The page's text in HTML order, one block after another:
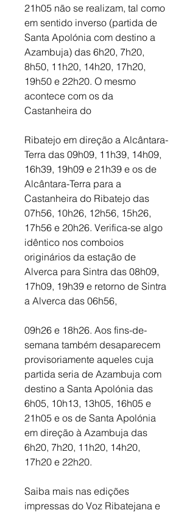
21h05 não se realizam, tal como
em sentido inverso (partida de
Santa Apolónia com destino a
Azambuja) das 6h20, 7h20,
8h50, 11h20, 14h20, 17h20,
19h50 e 22h20. O mesmo
acontece com os da
Castanheira do
Ribatejo em direção a Alcântara-
Terra das 09h09, 11h39, 14h09,
16h39, 19h09 e 21h39 e os de
Alcântara-Terra para a
Castanheira do Ribatejo das
07h56, 10h26, 12h56, 15h26,
17h56 e 20h26. Verifica-se algo
idêntico nos comboios
originários da estação de
Alverca para Sintra das 08h09,
17h09, 19h39 e retorno de Sintra
a Alverca das 06h56,
09h26 e 18h26. Aos fins-de-
semana também desaparecem
provisoriamente aqueles cuja
partida seria de Azambuja com
destino a Santa Apolónia das
6h05, 10h13, 13h05, 16h05 e
21h05 e os de Santa Apolónia
em direção à Azambuja das
6h20, 7h20, 11h20, 14h20,
17h20 e 22h20.
Saiba mais nas edições
impressas do Voz Ribatejana e